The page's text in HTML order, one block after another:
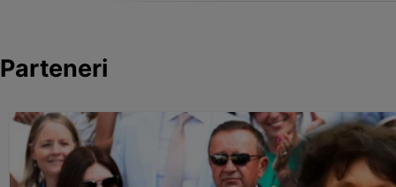
Parteneri